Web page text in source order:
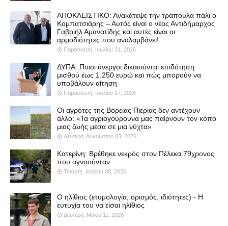
ΑΠΟΚΛΕΙΣΤΙΚΟ: Ανακάτεψε την τράπουλα πάλι ο
Κομπατσιάρης – Αυτός είναι ο νέος Αντιδήμαρχος
Γαβριήλ Αμανατίδης και αυτές είναι οι
αρμοδιότητες που αναλαμβάνει!
Παρασκευή, Ιουλίου 31, 2026
ΔΥΠΑ: Ποιοι άνεργοι δικαιούνται επιδότηση
μισθού έως 1.250 ευρώ και πώς μπορούν να
υποβάλουν αίτηση
Παρασκευή, Ιουλίου 17, 2026
Οι αγρότες της Βόρειας Πιερίας δεν αντέχουν
άλλο: «Τα αγριογούρουνα μας παίρνουν τον κόπο
μιας ζωής μέσα σε μια νύχτα»
Δευτέρα, Αυγούστου 03, 2026
Κατερίνη: Βρέθηκε νεκρός στον Πέλεκα 79χρονος
που αγνοούνταν
Τετάρτη, Ιουλίου 08, 2026
Ο ηλίθιος (ετυμολογία, ορισμός, ιδιότητες) - Η
ευτυχία του να είσαι ηλίθιος
Δευτέρα, Μαΐου 11, 2026